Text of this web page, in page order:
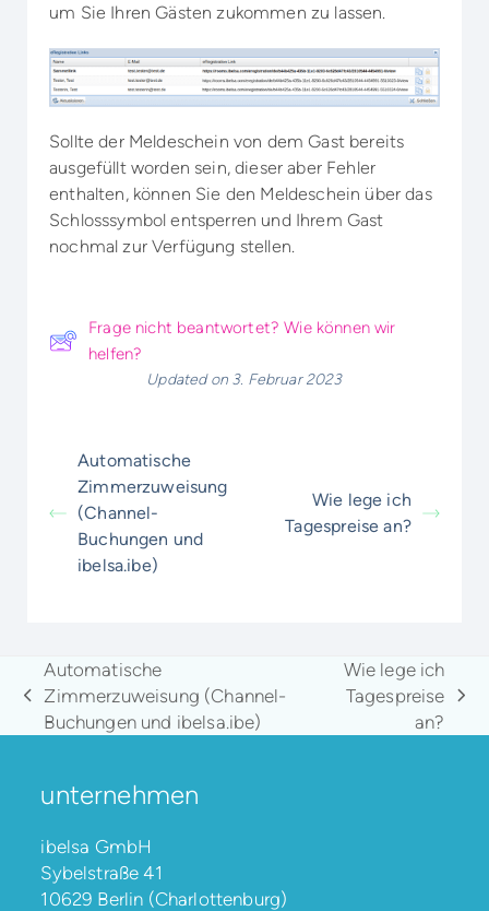
um Sie Ihren Gästen zukommen zu lassen.
Sollte der Meldeschein von dem Gast bereits
ausgefüllt worden sein, dieser aber Fehler
enthalten, können Sie den Meldeschein über das
Schlosssymbol entsperren und Ihrem Gast
nochmal zur Verfügung stellen.
Frage nicht beantwortet? Wie können wir
helfen?
Updated on 3. Februar 2023
Automatische
Zimmerzuweisung
(Channel-
Buchungen und
ibelsa.ibe)
Wie lege ich
Tagespreise an?
vorheriger
Beitrag:
Automatische
Zimmerzuweisung (Channel-
Buchungen und ibelsa.ibe)
Nächster
Beitrag:
Wie lege ich
Tagespreise
an?
unternehmen
ibelsa GmbH
Sybelstraße 41
10629 Berlin (Charlottenburg)